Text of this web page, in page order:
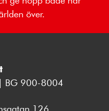
över.
BG 900-8004
126